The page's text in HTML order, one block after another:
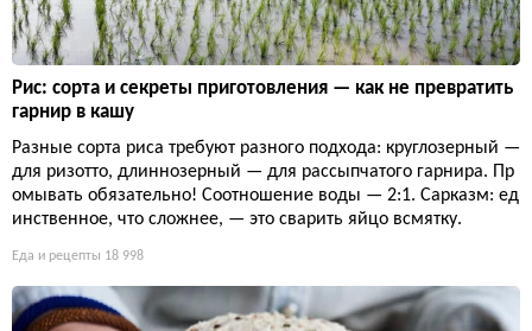
Рис: сорта и секреты приготовления — как не превратить
гарнир в кашу
Разные сорта риса требуют разного подхода: круглозерный —
для ризотто, длиннозерный — для рассыпчатого гарнира. Пр
омывать обязательно! Соотношение воды — 2:1. Сарказм: ед
инственное, что сложнее, — это сварить яйцо всмятку.
Еда и рецепты 18 998